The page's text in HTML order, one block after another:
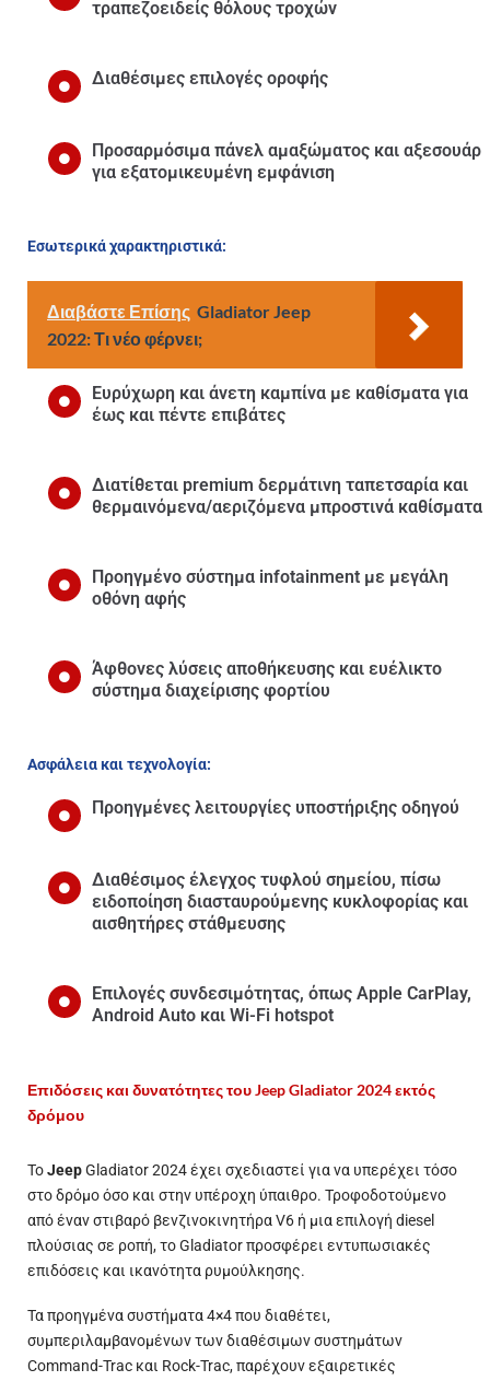
τραπεζοειδείς θόλους τροχών
Διαθέσιμες επιλογές οροφής
Προσαρμόσιμα πάνελ αμαξώματος και αξεσουάρ
για εξατομικευμένη εμφάνιση
Εσωτερικά χαρακτηριστικά:
Διαβάστε Επίσης Gladiator Jeep
2022: Τι νέο φέρνει;
Ευρύχωρη και άνετη καμπίνα με καθίσματα για
έως και πέντε επιβάτες
Διατίθεται premium δερμάτινη ταπετσαρία και
θερμαινόμενα/αεριζόμενα μπροστινά καθίσματα
Προηγμένο σύστημα infotainment με μεγάλη
οθόνη αφής
Άφθονες λύσεις αποθήκευσης και ευέλικτο
σύστημα διαχείρισης φορτίου
Ασφάλεια και τεχνολογία:
Προηγμένες λειτουργίες υποστήριξης οδηγού
Διαθέσιμος έλεγχος τυφλού σημείου, πίσω
ειδοποίηση διασταυρούμενης κυκλοφορίας και
αισθητήρες στάθμευσης
Επιλογές συνδεσιμότητας, όπως Apple CarPlay,
Android Auto και Wi-Fi hotspot
Επιδόσεις και δυνατότητες του Jeep Gladiator 2024 εκτός
δρόμου
ΤοJeepGladiator 2024 έχει σχεδιαστεί για να υπερέχει τόσο
στο δρόμο όσο και στην υπέροχη ύπαιθρο. Τροφοδοτούμενο
από έναν στιβαρό βενζινοκινητήρα V6 ή μια επιλογή diesel
πλούσιας σε ροπή, το Gladiator προσφέρει εντυπωσιακές
επιδόσεις και ικανότητα ρυμούλκησης.
Τα προηγμένα συστήματα 4×4 που διαθέτει,
συμπεριλαμβανομένων των διαθέσιμων συστημάτων
Command-Trac και Rock-Trac, παρέχουν εξαιρετικές